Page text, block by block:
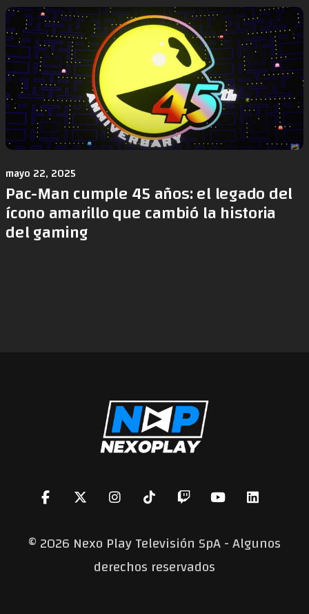
mayo 22, 2025
Pac-Man cumple 45 años: el legado del
ícono amarillo que cambió la historia
del gaming
©2026 Nexo Play Televisión SpA - Algunos
derechos reservados